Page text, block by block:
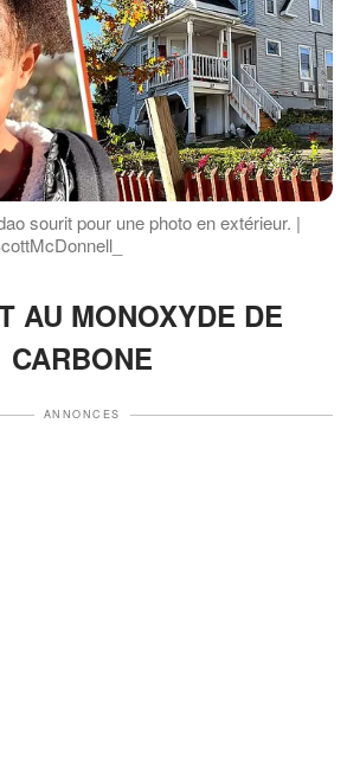
sourit pour une photo en extérieur. |
AU MONOXYDE DE
CARBONE
ANNONCES